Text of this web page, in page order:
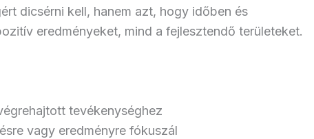
dicsérni kell, hanem azt, hogy időben és
eredményeket, mind a fejlesztendő területeket.
tevékenységhez
vagy eredményre fókuszál